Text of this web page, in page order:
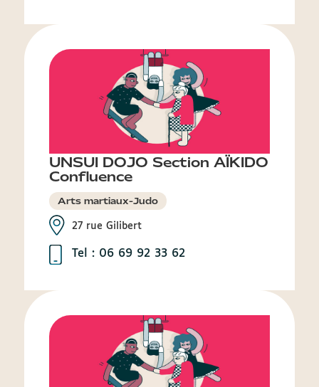
UNSUI DOJO Section AÏKIDO
Confluence
Arts martiaux-Judo
27 rue Gilibert
Tel : 06 69 92 33 62